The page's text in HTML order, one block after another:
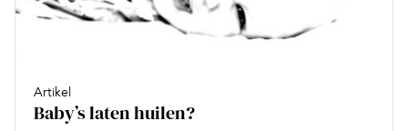
Artikel
Baby’s laten huilen?